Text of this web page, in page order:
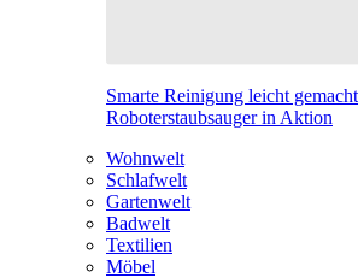
Smarte Reinigung leicht
Roboterstaubsauger in Aktion
Wohnwelt
Schlafwelt
Gartenwelt
Badwelt
Textilien
Möbel